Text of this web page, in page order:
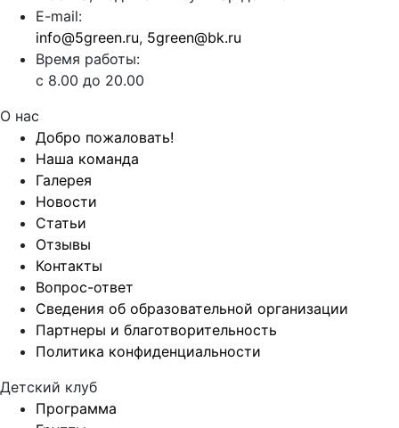
E-mail:
info@5green.ru, 5green@bk.ru
Время работы:
с 8.00 до 20.00
О нас
Добро пожаловать!
Наша команда
Галерея
Новости
Статьи
Отзывы
Контакты
Вопрос-ответ
Сведения об образовательной организации
Партнеры и благотворительность
Политика конфиденциальности
Детский клуб
Программа